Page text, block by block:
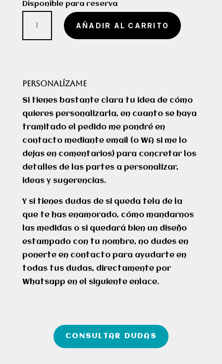
Disponible para reserva
cantidad
AÑADIR AL CARRITO
PERSONALÍZAME
Si tienes bastante clara tu idea de cómo
quieres personalizarla, en cuanto se haya
tramitado el pedido me pondré en
contacto mediante email (o WA si me lo
dejas en comentarios) para concretar los
detalles de las partes a personalizar,
ideas y sugerencias.
Y si tienes dudas de si queda tela de la
que te has enamorado, cómo mandarnos
las medidas o si quedará bien un diseño
estampado con tu nombre, no dudes en
ponerte en contacto para ayudarte en
todas tus dudas, directamente por
Whatsapp en el siguiente enlace.
CONSULTAR DUDAS